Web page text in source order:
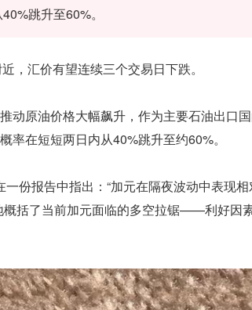
跳升至60%。
，汇价有望连续三个交易日下跌。
动原油价格大幅飙升，作为主要石油出口
在短短两日内从40%跳升至约60%。
份报告中指出：“加元在隔夜波动中表现
括了当前加元面临的多空拉锯——利好因